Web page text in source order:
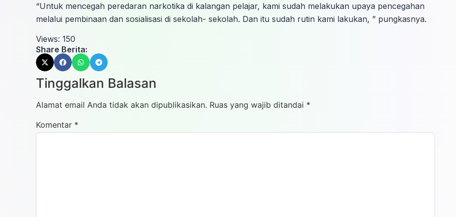
“Untuk mencegah peredaran narkotika di kalangan pelajar, kami sudah melakukan upaya pencegahan
melalui pembinaan dan sosialisasi di sekolah- sekolah. Dan itu sudah rutin kami lakukan, ” pungkasnya.
Views: 150
Share Berita:
Tinggalkan Balasan
Alamat email Anda tidak akan dipublikasikan. Ruas yang wajib ditandai *
Komentar *